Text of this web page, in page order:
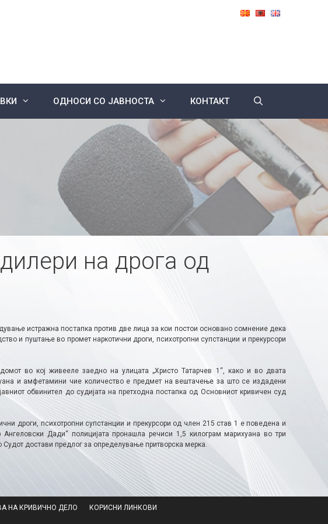
ОДНОСИ СО ЈАВНОСТА КОНТАКТ
на дрога од
истражна постапка против две лица за кои постои основано сомнение дека
и пуштање во промет наркотични дроги, психотропни супстанции и прекурсори
во кој живееле заедно на улицата „Христо Татарчев 1“, како и во двата
и амфетамини чие количество е предмет на вештачење за што се издадени
обвинител до судијата на претходна постапка од Основниот кривичен суд
дроги, психотропни супстанции и прекурсори од член 215 став 1 е поведена и
Дади“ полицијата пронашла речиси 1,5 килограм марихуана во три
достави предлог за определување притворска мерка.
НА КРИВИЧНО ДЕЛО
КОРИСНИ ЛИНКОВИ